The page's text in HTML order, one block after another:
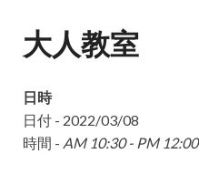
大人教室
日時
日付 - 2022/03/08
時間 - AM 10:30 - PM 12:00